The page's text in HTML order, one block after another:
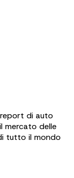
di auto
mercato delle
tutto il mondo